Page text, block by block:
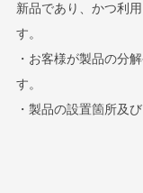
新品であり、かつ利
す。
・お客様が製品の分
す。
・製品の設置箇所及